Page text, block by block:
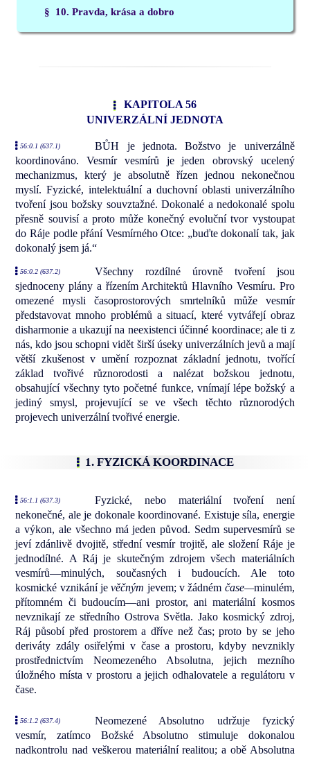
§ 10. Pravda, krása a dobro
KAPITOLA 56
UNIVERZÁLNÍ JEDNOTA
56:0.1 (637.1)
BŮH je jednota. Božstvo je univerzálně
koordinováno. Vesmír vesmírů je jeden obrovský ucelený
mechanizmus, který je absolutně řízen jednou nekonečnou
myslí. Fyzické, intelektuální a duchovní oblasti univerzálního
tvoření jsou božsky souvztažné. Dokonalé a nedokonalé spolu
přesně souvisí a proto může konečný evoluční tvor vystoupat
do Ráje podle přání Vesmírného Otce: „buďte dokonalí tak, jak
dokonalý jsem já.“
56:0.2 (637.2)
Všechny rozdílné úrovně tvoření jsou
sjednoceny plány a řízením Architektů Hlavního Vesmíru. Pro
omezené mysli časoprostorových smrtelníků může vesmír
představovat mnoho problémů a situací, které vytvářejí obraz
disharmonie a ukazují na neexistenci účinné koordinace; ale ti z
nás, kdo jsou schopni vidět širší úseky univerzálních jevů a mají
větší zkušenost v umění rozpoznat základní jednotu, tvořící
základ tvořivé různorodosti a nalézat božskou jednotu,
obsahující všechny tyto početné funkce, vnímají lépe božský a
jediný smysl, projevující se ve všech těchto různorodých
projevech univerzální tvořivé energie.
1. FYZICKÁ KOORDINACE
56:1.1 (637.3)
Fyzické, nebo materiální tvoření není
nekonečné, ale je dokonale koordinované. Existuje síla, energie
a výkon, ale všechno má jeden původ. Sedm supervesmírů se
jeví zdánlivě dvojitě, střední vesmír trojitě, ale složení Ráje je
jednodílné. A Ráj je skutečným zdrojem všech materiálních
vesmírů—minulých, současných i budoucích. Ale toto
kosmické vznikání jevěčným jevem; v žádném čase—minulém,
přítomném či budoucím—ani prostor, ani materiální kosmos
nevznikají ze středního Ostrova Světla. Jako kosmický zdroj,
Ráj působí před prostorem a dříve než čas; proto by se jeho
deriváty zdály osiřelými v čase a prostoru, kdyby nevznikly
prostřednictvím Neomezeného Absolutna, jejich mezního
úložného místa v prostoru a jejich odhalovatele a regulátoru v
čase.
56:1.2 (637.4)
Neomezené Absolutno udržuje fyzický
vesmír, zatímco Božské Absolutno stimuluje dokonalou
nadkontrolu nad veškerou materiální realitou; a obě Absolutna